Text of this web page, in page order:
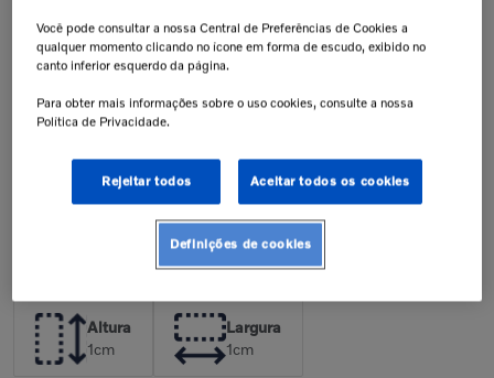
Retire na Concessionária
Todas as peças podem ser
retiradas diretamente na
concessionária.
Troca Grátis!
Até 07 dias a partir da
data de recebimento.
Antes de finalizar sua compra,
Altura
1cm
Largura
1cm
Você pode consultar a nossa Central de Preferências de Cookies a
qualquer momento clicando no ícone em forma de escudo, exibido no
canto inferior esquerdo da página.
Para obter mais informações sobre o uso cookies, consulte a nossa
Política de Privacidade.
Rejeitar todos Aceitar todos os cookies
Definições de cookies